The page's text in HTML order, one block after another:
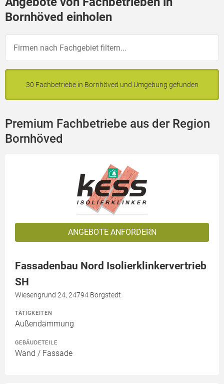
Bornhöved einholen
30 Fachbetriebe in Bornhöved und Umgebung gefunden
Premium Fachbetriebe aus der Region
Bornhöved
ANGEBOTE ANFORDERN
Fassadenbau Nord Isolierklinkervertrieb
SH
Wiesengrund 24, 24794 Borgstedt
TÄTIGKEITEN
Außendämmung
GEBÄUDETEILE
Wand / Fassade